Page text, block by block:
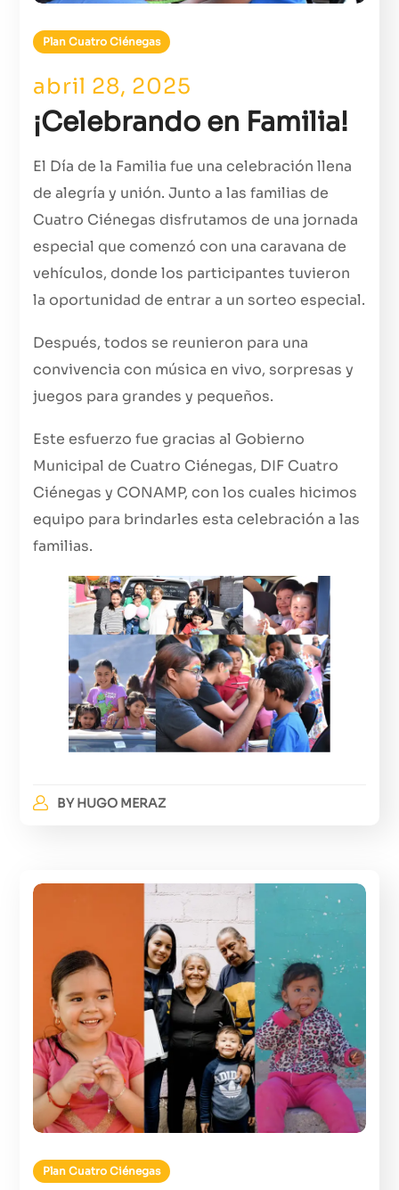
Plan Cuatro Ciénegas
abril 28, 2025
¡Celebrando en Familia!
El Día de la Familia fue una celebración llena
de alegría y unión. Junto a las familias de
Cuatro Ciénegas disfrutamos de una jornada
especial que comenzó con una caravana de
vehículos, donde los participantes tuvieron
la oportunidad de entrar a un sorteo especial.
Después, todos se reunieron para una
convivencia con música en vivo, sorpresas y
juegos para grandes y pequeños.
Este esfuerzo fue gracias al Gobierno
Municipal de Cuatro Ciénegas, DIF Cuatro
Ciénegas y CONAMP, con los cuales hicimos
equipo para brindarles esta celebración a las
familias.
BY HUGO MERAZ
Plan Cuatro Ciénegas